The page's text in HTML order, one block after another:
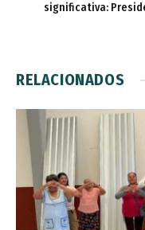
significativa:
RELACIONADOS